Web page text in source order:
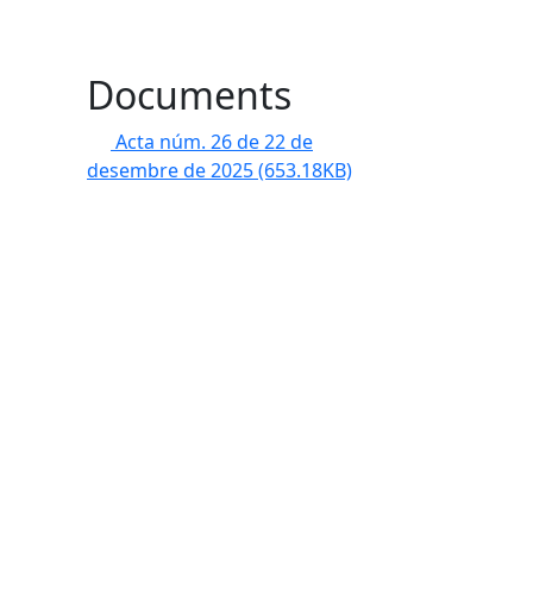
Documents
Acta núm. 26 de 22 de
desembre de 2025(653.18KB)